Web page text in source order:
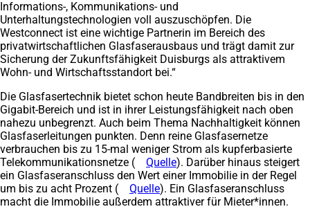
Informations-, Kommunikations- und
Unterhaltungstechnologien voll auszuschöpfen. Die
Westconnect ist eine wichtige Partnerin im Bereich des
privatwirtschaftlichen Glasfaserausbaus und trägt damit zur
Sicherung der Zukunftsfähigkeit Duisburgs als attraktivem
Wohn- und Wirtschaftsstandort bei.“
Die Glasfasertechnik bietet schon heute Bandbreiten bis in den
Gigabit-Bereich und ist in ihrer Leistungsfähigkeit nach oben
nahezu unbegrenzt. Auch beim Thema Nachhaltigkeit können
Glasfaserleitungen punkten. Denn reine Glasfasernetze
verbrauchen bis zu 15-mal weniger Strom als kupferbasierte
Telekommunikationsnetze (
Quelle(Öffnet
in
einem
neuen
). Darüber hinaus steigert
ein Glasfaseranschluss den Wert einer Immobilie in der Regel
um bis zu acht Prozent (
Quelle(Öffnet
in
). Ein Glasfaseranschluss
macht die Immobilie außerdem attraktiver für Mieter*innen.